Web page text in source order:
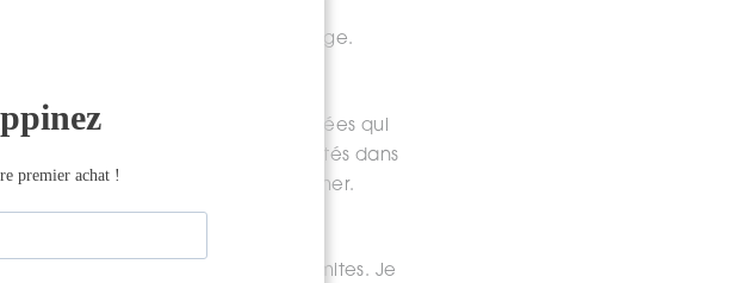
et Élévation. Ces piliers de
mental, mon énergie, mon courage.
je me suis retrouvée.
dans la tête depuis des années qui
sensations, les ressentis représentés dans
et laisser l’univers les transformer.
soit vu, reconnu.
images sans nous mettre de limites. Je